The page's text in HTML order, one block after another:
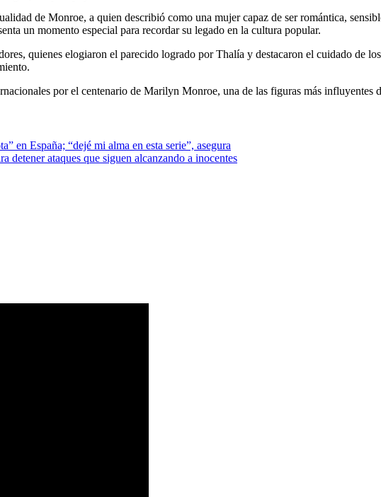
de Monroe, a quien describió como una mujer capaz de ser romántica,
un momento especial para recordar su legado en la cultura popular.
quienes elogiaron el parecido logrado por Thalía y destacaron el cuidado de
por el centenario de Marilyn Monroe, una de las figuras más
en España; “dejé mi alma en esta serie”, asegura
detener ataques que siguen alcanzando a inocentes